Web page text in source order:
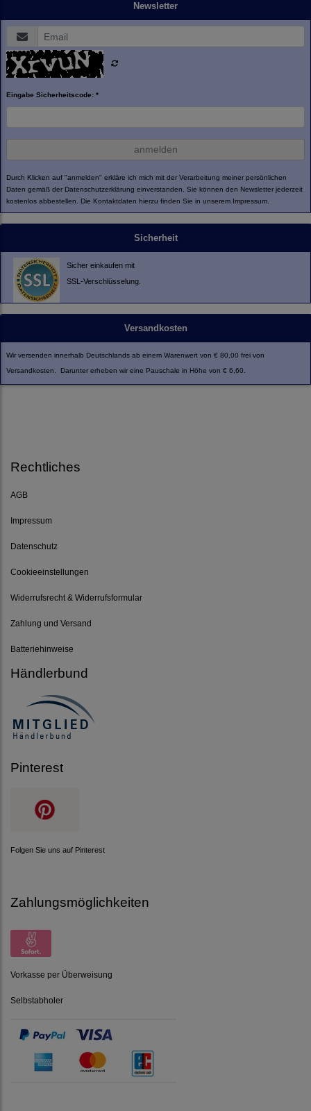
Newsletter
Eingabe Sicherheitscode: *
anmelden
Durch Klicken auf "anmelden" erkläre ich mich mit der Verarbeitung meiner persönlichen
Daten gemäß der Datenschutzerklärung einverstanden. Sie können den Newsletter jederzeit
kostenlos abbestellen. Die Kontaktdaten hierzu finden Sie in unserem Impressum.
Sicherheit
Sicher einkaufen mit
SSL-Verschlüsselung.
Versandkosten
Wir versenden innerhalb Deutschlands ab einem Warenwert von € 80,00 frei von
Versandkosten. Darunter erheben wir eine Pauschale in Höhe von € 6,60.
Rechtliches
AGB
Impressum
Datenschutz
Cookieeinstellungen
Widerrufsrecht & Widerrufsformular
Zahlung und Versand
Batteriehinweise
Händlerbund
Pinterest
Folgen Sie uns auf Pinterest
Zahlungsmöglichkeiten
Vorkasse per Überweisung
Selbstabholer